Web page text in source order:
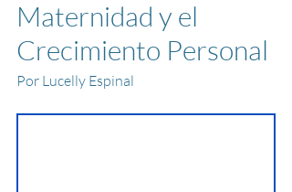
Maternidad y el
Crecimiento Personal
Por Lucelly Espinal